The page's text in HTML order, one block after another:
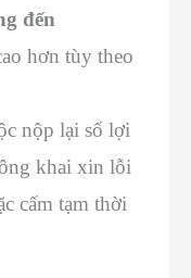
đến
hơn tùy theo
nộp lại số lợi
khai xin lỗi
cấm tạm thời